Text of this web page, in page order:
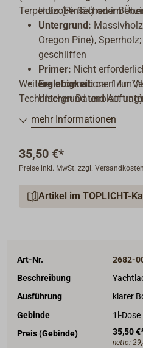
Terpentin (Pinsel) oder
Holzoberflächen im
Untergrund:
Oregon Pine),
geschliffen
Primer: Nicht
Ergiebigkeit:ca. 14 m²/
Untergrund und Auftrag)
Verdünnung:
Applikationsmethode:
Trocknungszeiten (bei
24 Std, überstreichbar:
Weitere Informationen zur
Technischen Datenblatt
mehr Informationen
35,50 €*
Preise inkl. MwSt. zzgl. Versandkosten
Artikel im TOPLICHT-
Art-Nr.
2682-
Beschreibung
Ausführung
klarer
Gebinde
1l-Dose
Preis (Gebinde)
35,50
netto: